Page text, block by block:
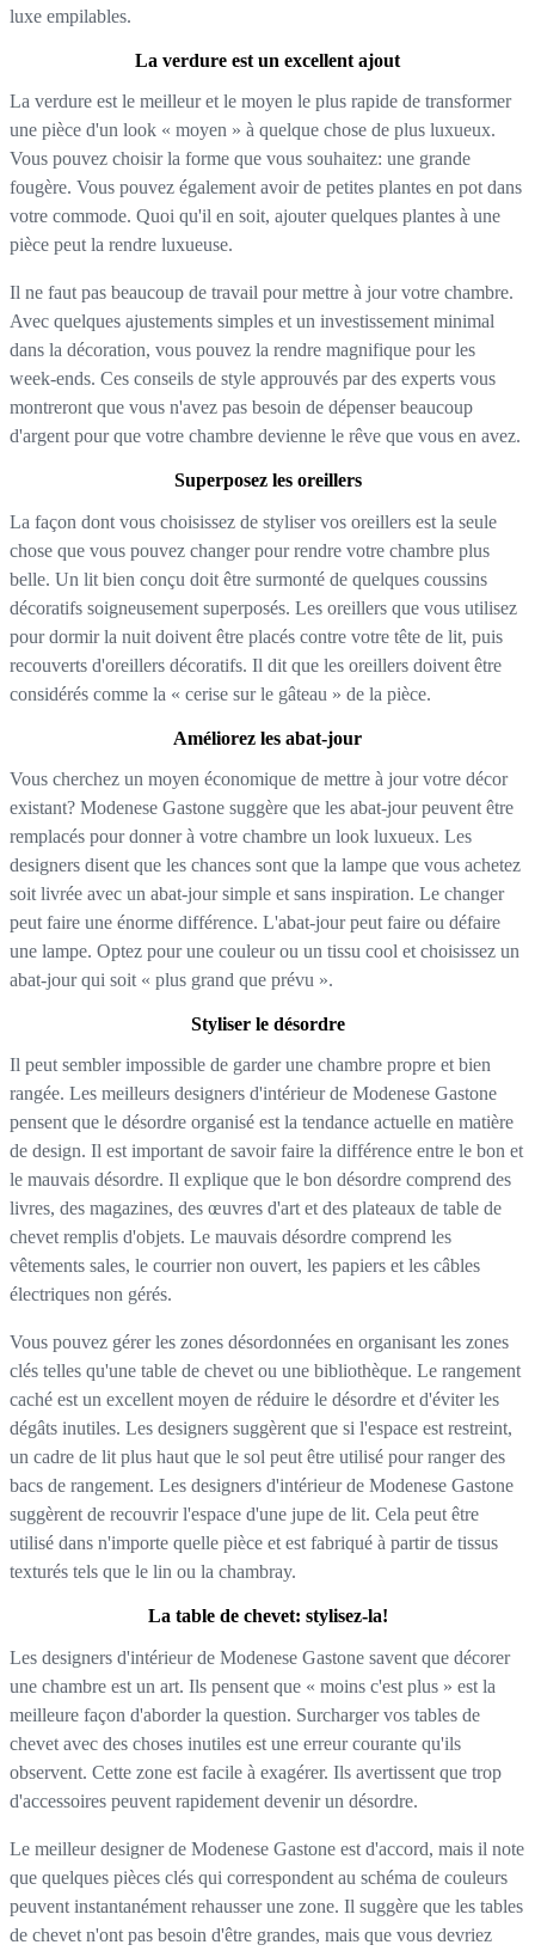
luxe empilables.
La verdure est un excellent ajout
La verdure est le meilleur et le moyen le plus rapide de transformer
une pièce d'un look « moyen » à quelque chose de plus luxueux.
Vous pouvez choisir la forme que vous souhaitez: une grande
fougère. Vous pouvez également avoir de petites plantes en pot dans
votre commode. Quoi qu'il en soit, ajouter quelques plantes à une
pièce peut la rendre luxueuse.
Il ne faut pas beaucoup de travail pour mettre à jour votre chambre.
Avec quelques ajustements simples et un investissement minimal
dans la décoration, vous pouvez la rendre magnifique pour les
week-ends. Ces conseils de style approuvés par des experts vous
montreront que vous n'avez pas besoin de dépenser beaucoup
d'argent pour que votre chambre devienne le rêve que vous en avez.
Superposez les oreillers
La façon dont vous choisissez de styliser vos oreillers est la seule
chose que vous pouvez changer pour rendre votre chambre plus
belle. Un lit bien conçu doit être surmonté de quelques coussins
décoratifs soigneusement superposés. Les oreillers que vous utilisez
pour dormir la nuit doivent être placés contre votre tête de lit, puis
recouverts d'oreillers décoratifs. Il dit que les oreillers doivent être
considérés comme la « cerise sur le gâteau » de la pièce.
Améliorez les abat-jour
Vous cherchez un moyen économique de mettre à jour votre décor
existant? Modenese Gastone suggère que les abat-jour peuvent être
remplacés pour donner à votre chambre un look luxueux. Les
designers disent que les chances sont que la lampe que vous achetez
soit livrée avec un abat-jour simple et sans inspiration. Le changer
peut faire une énorme différence. L'abat-jour peut faire ou défaire
une lampe. Optez pour une couleur ou un tissu cool et choisissez un
abat-jour qui soit « plus grand que prévu ».
Styliser le désordre
Il peut sembler impossible de garder une chambre propre et bien
rangée. Les meilleurs designers d'intérieur de Modenese Gastone
pensent que le désordre organisé est la tendance actuelle en matière
de design. Il est important de savoir faire la différence entre le bon et
le mauvais désordre. Il explique que le bon désordre comprend des
livres, des magazines, des œuvres d'art et des plateaux de table de
chevet remplis d'objets. Le mauvais désordre comprend les
vêtements sales, le courrier non ouvert, les papiers et les câbles
électriques non gérés.
Vous pouvez gérer les zones désordonnées en organisant les zones
clés telles qu'une table de chevet ou une bibliothèque. Le rangement
caché est un excellent moyen de réduire le désordre et d'éviter les
dégâts inutiles. Les designers suggèrent que si l'espace est restreint,
un cadre de lit plus haut que le sol peut être utilisé pour ranger des
bacs de rangement. Les designers d'intérieur de Modenese Gastone
suggèrent de recouvrir l'espace d'une jupe de lit. Cela peut être
utilisé dans n'importe quelle pièce et est fabriqué à partir de tissus
texturés tels que le lin ou la chambray.
La table de chevet: stylisez-la!
Les designers d'intérieur de Modenese Gastone savent que décorer
une chambre est un art. Ils pensent que « moins c'est plus » est la
meilleure façon d'aborder la question. Surcharger vos tables de
chevet avec des choses inutiles est une erreur courante qu'ils
observent. Cette zone est facile à exagérer. Ils avertissent que trop
d'accessoires peuvent rapidement devenir un désordre.
Le meilleur designer de Modenese Gastone est d'accord, mais il note
que quelques pièces clés qui correspondent au schéma de couleurs
peuvent instantanément rehausser une zone. Il suggère que les tables
de chevet n'ont pas besoin d'être grandes, mais que vous devriez